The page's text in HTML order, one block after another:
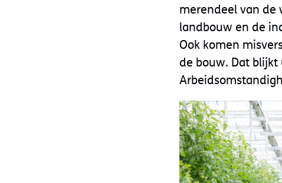
merendeel van de
landbouw en de
Ook komen
de bouw. Dat